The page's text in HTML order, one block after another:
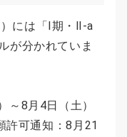
には「Ⅰ期・Ⅱ-a
が分かれていま
～8月4日（土）
許可通知：8月21